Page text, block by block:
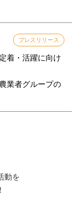
プレスリリース
着・活躍に向け
業者グループの
動を